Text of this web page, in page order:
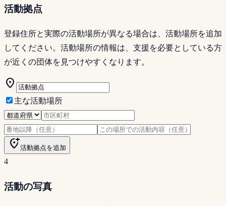
活動拠点
登録住所と実際の活動場所が異なる場合は、活動場所を追加
してください。活動場所の情報は、支援を必要としている方
が近くの団体を見つけやすくなります。
location_on
主な活動場所
add_location_alt活動拠点を追加
4
活動の写真